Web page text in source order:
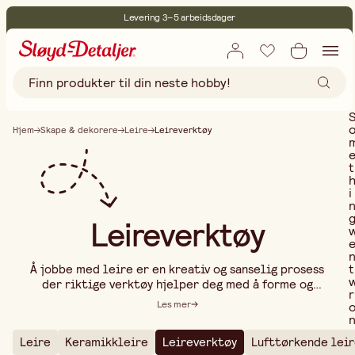
Levering 3–5 arbeidsdager
Fri frakt ved kjøp over 499:-
Hjem Skape & dekorere Leire Leireverktøy
Leireverktøy
Å jobbe med leire er en kreativ og sanselig prosess
der riktige verktøy hjelper deg med å forme og
foredle kreasjonene dine. Enten du dreier,
objekter, er leireverktøy avgjørende for å skape
detaljer, teksturer og en jevn finish. Med
Les mer
Leire Keramikkleire Leireverktøy Lufttørkende
e
t
h
i
n
g
e
n
t
r
n
..